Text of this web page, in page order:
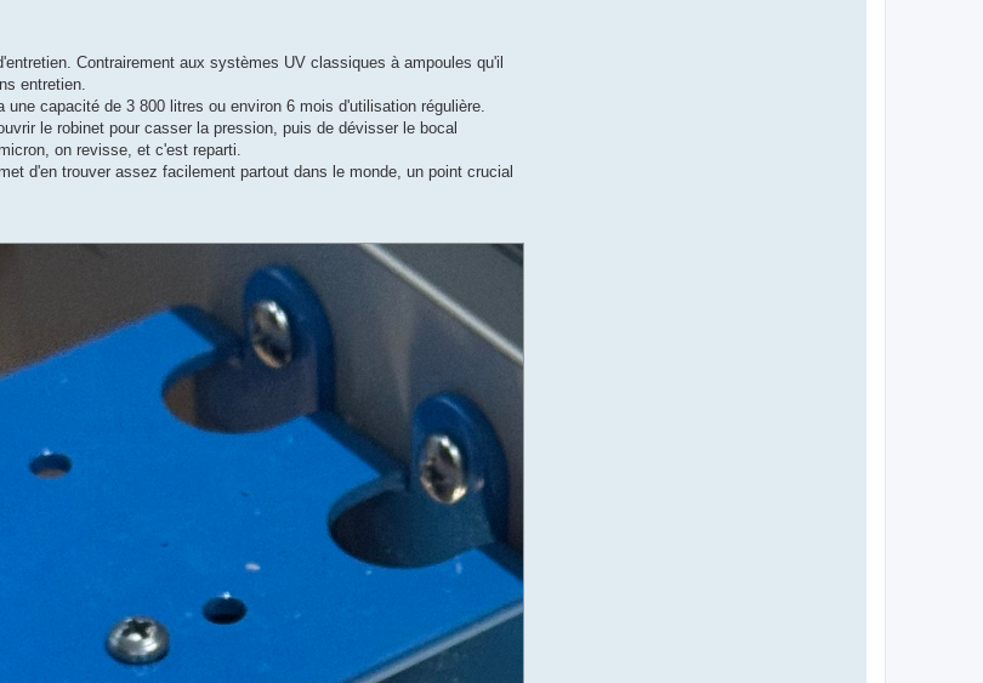
Contrairement aux systèmes UV classiques à ampoules qu'il
entretien.
capacité de 3 800 litres ou environ 6 mois d'utilisation régulière.
le robinet pour casser la pression, puis de dévisser le bocal
on revisse, et c'est reparti.
d'en trouver assez facilement partout dans le monde, un point crucial